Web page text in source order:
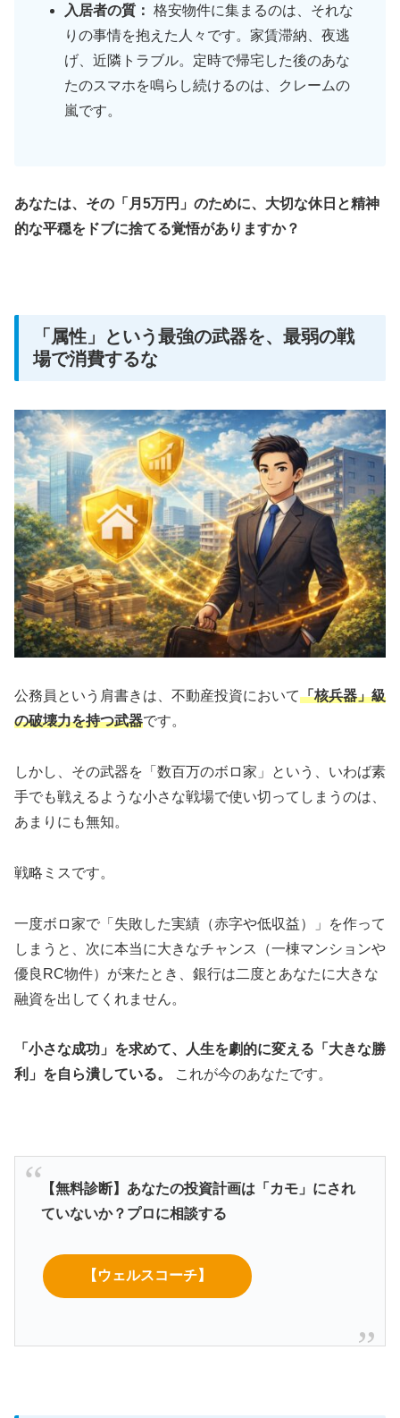
入居者の質： 格安物件に集まるのは、それな
りの事情を抱えた人々です。家賃滞納、夜逃
げ、近隣トラブル。定時で帰宅した後のあな
たのスマホを鳴らし続けるのは、クレームの
嵐です。
あなたは、その「月5万円」のために、大切な休日と精神
的な平穏をドブに捨てる覚悟がありますか？
「属性」という最強の武器を、最弱の戦
場で消費するな
公務員という肩書きは、不動産投資において「核兵器」級
の破壊力を持つ武器です。
しかし、その武器を「数百万のボロ家」という、いわば素
手でも戦えるような小さな戦場で使い切ってしまうのは、
あまりにも無知。
戦略ミスです。
一度ボロ家で「失敗した実績（赤字や低収益）」を作って
しまうと、次に本当に大きなチャンス（一棟マンションや
優良RC物件）が来たとき、銀行は二度とあなたに大きな
融資を出してくれません。
「小さな成功」を求めて、人生を劇的に変える「大きな勝
利」を自ら潰している。
これが今のあなたです。
【無料診断】あなたの投資計画は「カモ」にされ
ていないか？プロに相談する
【ウェルスコーチ】